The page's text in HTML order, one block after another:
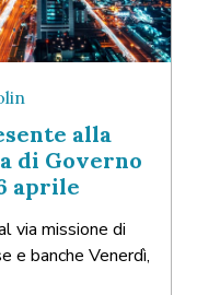
alla
di Governo
aprile
via missione di
e banche Venerdì,